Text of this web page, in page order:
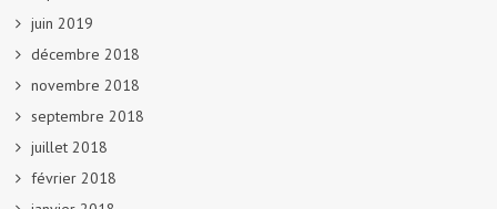
juin 2019
décembre 2018
novembre 2018
septembre 2018
juillet 2018
février 2018